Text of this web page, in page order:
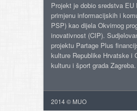
Projekt je dobio sredstva
primjenu informacijskih i
PSP) kao dijela Okvirnog
inovativnost (CIP).
projektu Partage Plus
kulture Republike Hrvatske i
kulturu i šport grada Zagreba.
2014 © MUO